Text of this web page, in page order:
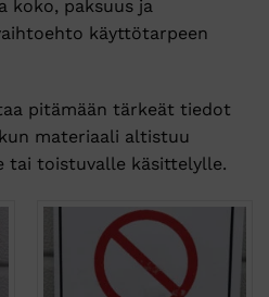
koko, paksuus ja
käyttötarpeen
pitämään tärkeät tiedot
materiaali altistuu
tai toistuvalle käsittelylle.